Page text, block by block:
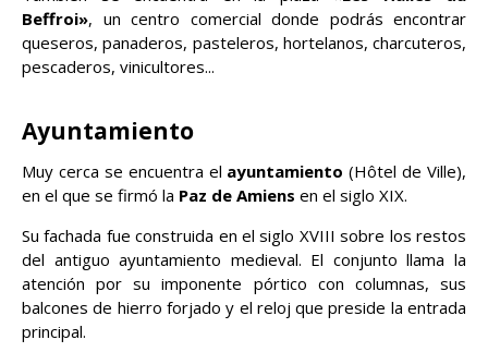
Beffroi», un centro comercial donde podrás encontrar
queseros, panaderos, pasteleros, hortelanos, charcuteros,
pescaderos, vinicultores...
Ayuntamiento
Muy cerca se encuentra el ayuntamiento (Hôtel de Ville),
en el que se firmó la Paz de Amiens en el siglo XIX.
Su fachada fue construida en el siglo XVIII sobre los restos
del antiguo ayuntamiento medieval. El conjunto llama la
atención por su imponente pórtico con columnas, sus
balcones de hierro forjado y el reloj que preside la entrada
principal.